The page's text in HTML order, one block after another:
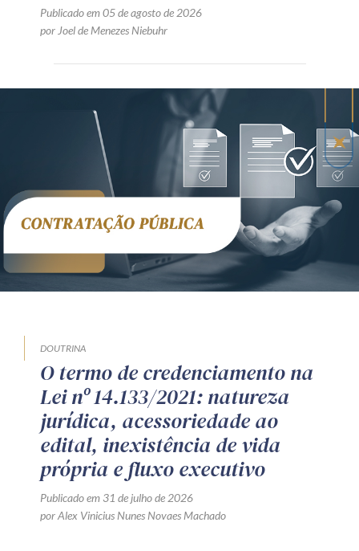
Publicado em 05 de agosto de 2026
por Joel de Menezes Niebuhr
DOUTRINA
O termo de credenciamento na
Lei nº 14.133/2021: natureza
jurídica, acessoriedade ao
edital, inexistência de vida
própria e fluxo executivo
Publicado em 31 de julho de 2026
por Alex Vinicius Nunes Novaes Machado